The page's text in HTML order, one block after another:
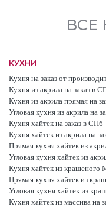
ВСЕ
КУХНИ
Кухня на заказ от
Кухня из акрила на заказ в
Кухня из акрила прямая на
Угловая кухня из акрила на
Кухня хайтек на заказ в СПб
Кухня хайтек из акрила на
Прямая кухня хайтек из
Угловая кухня хайтек из
Кухня хайтек из крашеного
Прямая кухня хайтек из
Угловая кухня хайтек из
Кухня хайтек из массива на